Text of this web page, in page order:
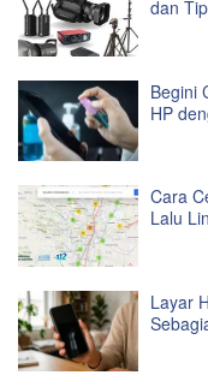
dan
Begini
HP
Cara
Lalu
Layar